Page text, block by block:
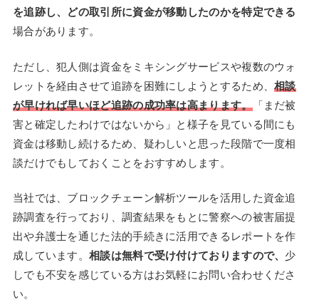
を追跡し、どの取引所に資金が移動したのかを特定できる
場合があります。
ただし、犯人側は資金をミキシングサービスや複数のウォ
レットを経由させて追跡を困難にしようとするため、相談
が早ければ早いほど追跡の成功率は高まります。「まだ被
害と確定したわけではないから」と様子を見ている間にも
資金は移動し続けるため、疑わしいと思った段階で一度相
談だけでもしておくことをおすすめします。
当社では、ブロックチェーン解析ツールを活用した資金追
跡調査を行っており、調査結果をもとに警察への被害届提
出や弁護士を通じた法的手続きに活用できるレポートを作
成しています。相談は無料で受け付けておりますので、 少
しでも不安を感じている方はお気軽にお問い合わせくださ
い。